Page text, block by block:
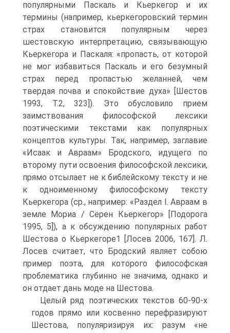
популярными Паскаль и Кьеркегор и их
термины (например, кьеркегоровский термин
страх становится популярным через
шестовскую интерпретацию, связывающую
Кьеркегора и Паскаля: «пропасть, от которой
не мог избавиться Паскаль и его безумный
страх перед пропастью желанней, чем
твердая почва и спокойствие духа» [Шестов
1993, Т.2, 323]). Это обусловило прием
заимствования философской лексики
поэтическими текстами как популярных
концептов культуры. Так, например, заглавие
«Исаак и Авраам» Бродского, идущего по
второму пути освоения философской лексики,
прямо отсылает не к библейскому тексту и не
к одноименному философскому тексту
Кьеркегора (ср., например: «Раздел I. Авраам в
земле Мориа / Сёрен Кьеркегор» [Подорога
1995, 5]), а к обсуждению популярных работ
Шестова о Кьеркегоре1 [Лосев 2006, 167]. Л.
Лосев считает, что Бродский являет собою
пример поэта, для которого философская
проблематика глубинно не значима, однако и
он отдает дань моде на Шестова.
Целый ряд поэтических текстов 60-90-х
годов прямо или косвенно перефразируют
Шестова, популяризируя их: разум «не